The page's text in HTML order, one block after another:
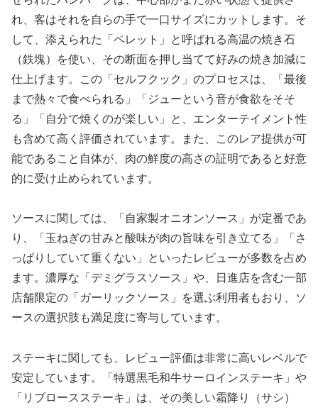
れ、客はそれを自らの手で一口サイズにカットします。そ
して、添えられた「ペレット」と呼ばれる高温の焼き石
（鉄塊）を使い、その断面を押し当てて好みの焼き加減に
仕上げます。この「セルフクック」のプロセスは、「最後
まで熱々で食べられる」「ジューという音が食欲をそそ
る」「自分で焼くのが楽しい」と、エンターテイメント性
も含めて高く評価されています。また、このレア提供が可
能であること自体が、肉の鮮度の高さの証明であると好意
的に受け止められています。
ソースに関しては、「自家製オニオンソース」が定番であ
り、「玉ねぎの甘みと酸味が肉の旨味を引き立てる」「さ
っぱりしていて重くない」といったレビューが多数を占め
ます。濃厚な「デミグラスソース」や、日進店を含む一部
店舗限定の「ガーリックソース」を選ぶ利用者もおり、ソ
ースの選択肢も満足度に寄与しています。
ステーキに関しても、レビュー評価は非常に高いレベルで
安定しています。「特選黒毛和牛サーロインステーキ」や
「リブロースステーキ」は、その美しい霜降り（サシ）